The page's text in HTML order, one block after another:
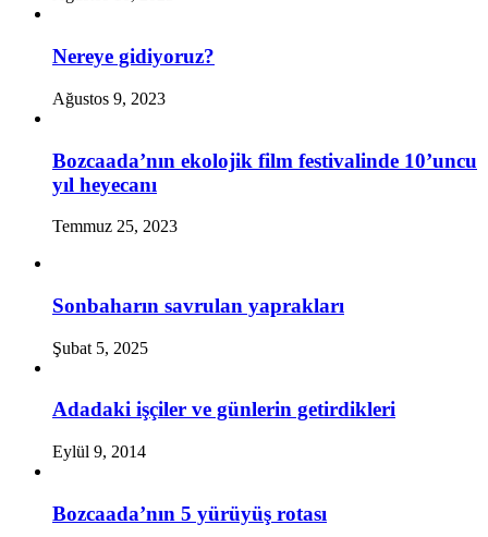
Nereye gidiyoruz?
Ağustos 9, 2023
Bozcaada’nın ekolojik film festivalinde 10’uncu
yıl heyecanı
Temmuz 25, 2023
Sonbaharın savrulan yaprakları
Şubat 5, 2025
Adadaki işçiler ve günlerin getirdikleri
Eylül 9, 2014
Bozcaada’nın 5 yürüyüş rotası